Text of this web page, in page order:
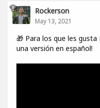
Rockerson
May 13, 2021
🎁 Para los que les
una versión en español!